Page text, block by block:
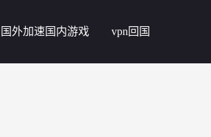
国外加速国内游戏 vpn回国